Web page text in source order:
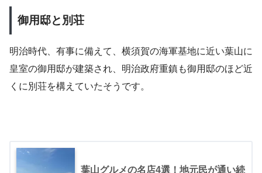
御用邸と別荘
明治時代、有事に備えて、横須賀の海軍基地に近い葉山に
皇室の御用邸が建築され、明治政府重鎮も御用邸のほど近
くに別荘を構えていたそうです。
葉山グルメの名店4選！地元民が通い続